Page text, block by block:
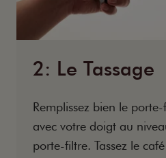
2: Le Tassage
Remplissez bien le porte-
avec votre doigt au
porte-filtre. Tassez le